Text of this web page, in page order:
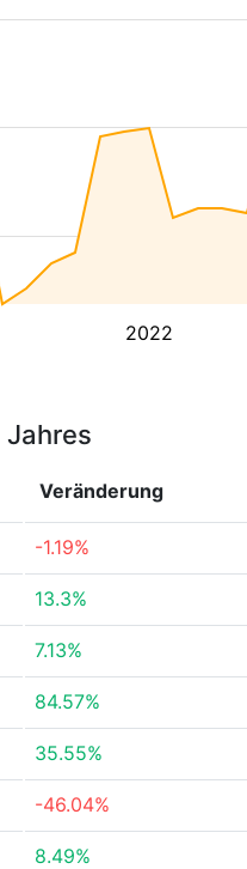
2022
Jahres
Veränderung
-1.19%
13.3%
7.13%
84.57%
35.55%
-46.04%
8.49%